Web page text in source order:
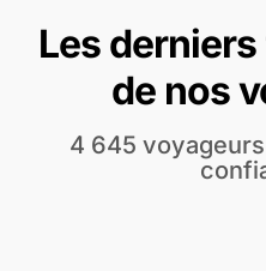
Les
de nos
4 645